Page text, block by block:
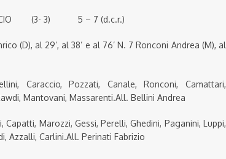
CALCIO (3- 3) 5 – 7 (d.c.r.)
(D), al 29’, al 38’ e al 76’ N. 7 Ronconi Andrea (M), al
Caraccio, Pozzati, Canale, Ronconi, Camattari,
Mantovani, Massarenti.All. Bellini Andrea
Capatti, Marozzi, Gessi, Perelli, Ghedini, Paganini, Luppi,
Azzalli, Carlini.All. Perinati Fabrizio